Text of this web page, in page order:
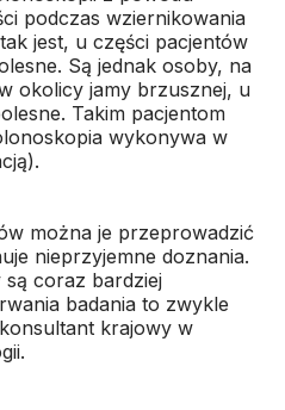
podczas wziernikowania
jest, u części pacjentów
Są jednak osoby, na
okolicy jamy brzusznej, u
Takim pacjentom
wykonywa w
można je przeprowadzić
nieprzyjemne doznania.
coraz bardziej
badania to zwykle
konsultant krajowy w